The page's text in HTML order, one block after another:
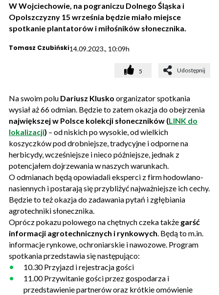
W Wojciechowie, na pograniczu Dolnego Śląska i
Opolszczyzny 15 września będzie miało miejsce
spotkanie plantatorów i miłośników słonecznika.
Tomasz Czubiński14.09.2023., 10:09h
5 Udostępnij
Na swoim polu Dariusz Klusko organizator spotkania
wysiał aż 66 odmian. Będzie to zatem okazja do obejrzenia
największej w Polsce kolekcji słoneczników (LINK do
lokalizacji) – od niskich po wysokie, od wielkich
koszyczków pod drobniejsze, tradycyjne i odporne na
herbicydy, wcześniejsze i nieco późniejsze, jednak z
potencjałem dojrzewania w naszych warunkach.
O odmianach będą opowiadali eksperci z firm hodowlano-
nasiennych i postarają się przybliżyć najważniejsze ich cechy.
Będzie to też okazja do zadawania pytań i zgłębiania
agrotechniki słonecznika.
Oprócz pokazu polowego na chętnych czeka także garść
informacji agrotechnicznych i rynkowych . Będą to m.in.
informacje rynkowe, ochroniarskie i nawozowe. Program
spotkania przedstawia się następująco:
10.30 Przyjazd i rejestracja gości
11.00 Przywitanie gości przez gospodarza i
przedstawienie partnerów oraz krótkie omówienie